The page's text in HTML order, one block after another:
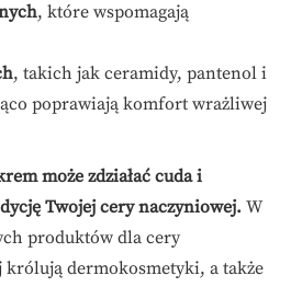
, które wspomagają
, takich jak ceramidy, pantenol i
poprawiają komfort wrażliwej
może zdziałać cuda i
Twojej cery naczyniowej. W
produktów dla cery
dermokosmetyki, a także